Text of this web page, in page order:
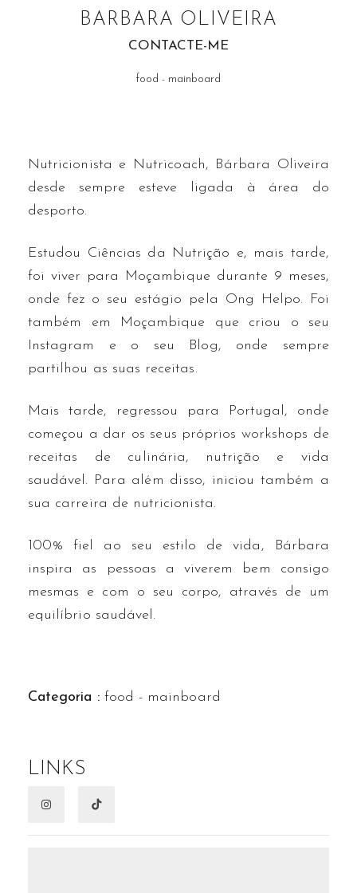
BARBARA OLIVEIRA
CONTACTE-ME
food - mainboard
Nutricionista e Nutricoach, Bárbara Oliveira
desde sempre esteve ligada à área do
desporto.
Estudou Ciências da Nutrição e, mais tarde,
foi viver para Moçambique durante 9 meses,
onde fez o seu estágio pela Ong Helpo. Foi
também em Moçambique que criou o seu
Instagram e o seu Blog, onde sempre
partilhou as suas receitas.
Mais tarde, regressou para Portugal, onde
começou a dar os seus próprios workshops de
receitas de culinária, nutrição e vida
saudável. Para além disso, iniciou também a
sua carreira de nutricionista.
100% fiel ao seu estilo de vida, Bárbara
inspira as pessoas a viverem bem consigo
mesmas e com o seu corpo, através de um
equilíbrio saudável.
Categoria :food - mainboard
LINKS